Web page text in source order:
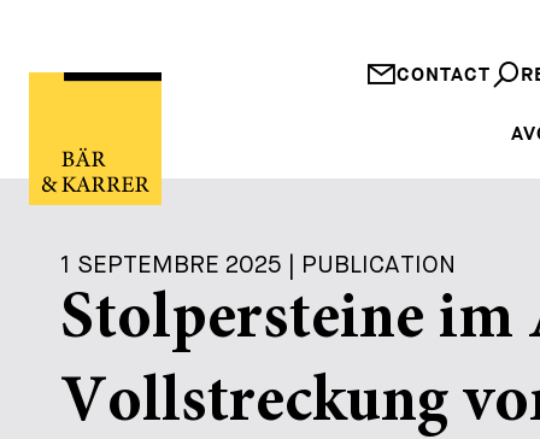
CONTACT
1 SEPTEMBRE 2025 | PUBLICATION
Stolpersteine im
Vollstreckung